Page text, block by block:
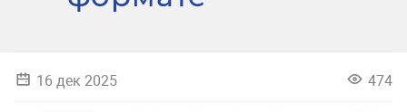
16 дек 2025 474